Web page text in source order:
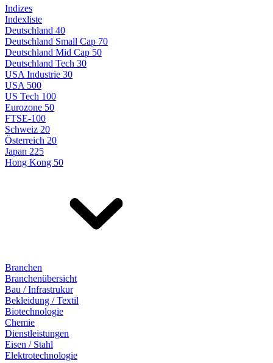
Indizes
Indexliste
Deutschland 40
Deutschland Small Cap 70
Deutschland Mid Cap 50
Deutschland Tech 30
USA Industrie 30
USA 500
US Tech 100
Eurozone 50
FTSE-100
Schweiz 20
Österreich 20
Japan 225
Hong Kong 50
Branchen
Branchenübersicht
Bau / Infrastrukur
Bekleidung / Textil
Biotechnologie
Chemie
Dienstleistungen
Eisen / Stahl
Elektrotechnologie